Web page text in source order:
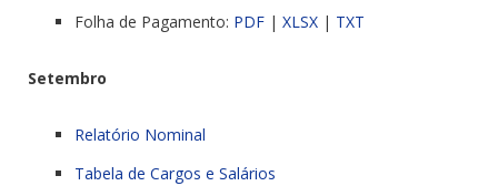
Folha de Pagamento: PDF | XLSX | TXT
Setembro
Relatório Nominal
Tabela de Cargos e Salários